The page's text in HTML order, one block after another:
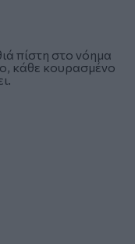
πίστη στο νόημα
κάθε κουρασμένο